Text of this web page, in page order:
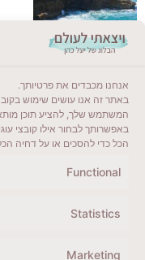
אנחנו מכבדים את פרטיותך.
באתר זה אנו עושים שימוש
המשתמש שלך, להציע תוכן
באפשרותך לבחור אילו קובצי
הכל כדי להסכים או על דחיה
Functional
Statistics
Marketing
ייעדים מומלצים
מדריכים ועזרים
לשליחת הודעת